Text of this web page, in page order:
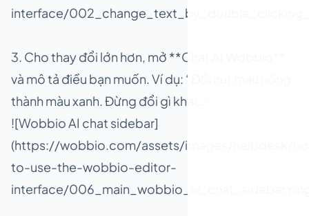
interface/
3. Cho thay đổi lớn hơn, mở **Chat AI Wobbio**
và mô tả điều bạn muốn. Ví dụ: “Đổi nút màu hồng
thành màu xanh. Đừng đổi gì khác.”
![Wobbio AI chat sidebar]
(https://wobbio.com/assets/images/helpdesk/
to-use-the-wobbio-editor-
interface/